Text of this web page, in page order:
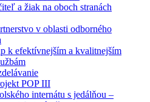
a žiak na oboch stranách
v oblasti odborného
k efektívnejším a kvalitnejším
POP III
internátu s jedálňou –